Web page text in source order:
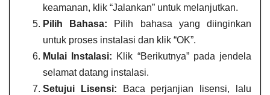
keamanan, klik “Jalankan” untuk melanjutkan.
Pilih Bahasa: Pilih bahasa yang diinginkan
untuk proses instalasi dan klik “OK”.
Mulai Instalasi: Klik “Berikutnya” pada jendela
selamat datang instalasi.
Setujui Lisensi: Baca perjanjian lisensi, lalu